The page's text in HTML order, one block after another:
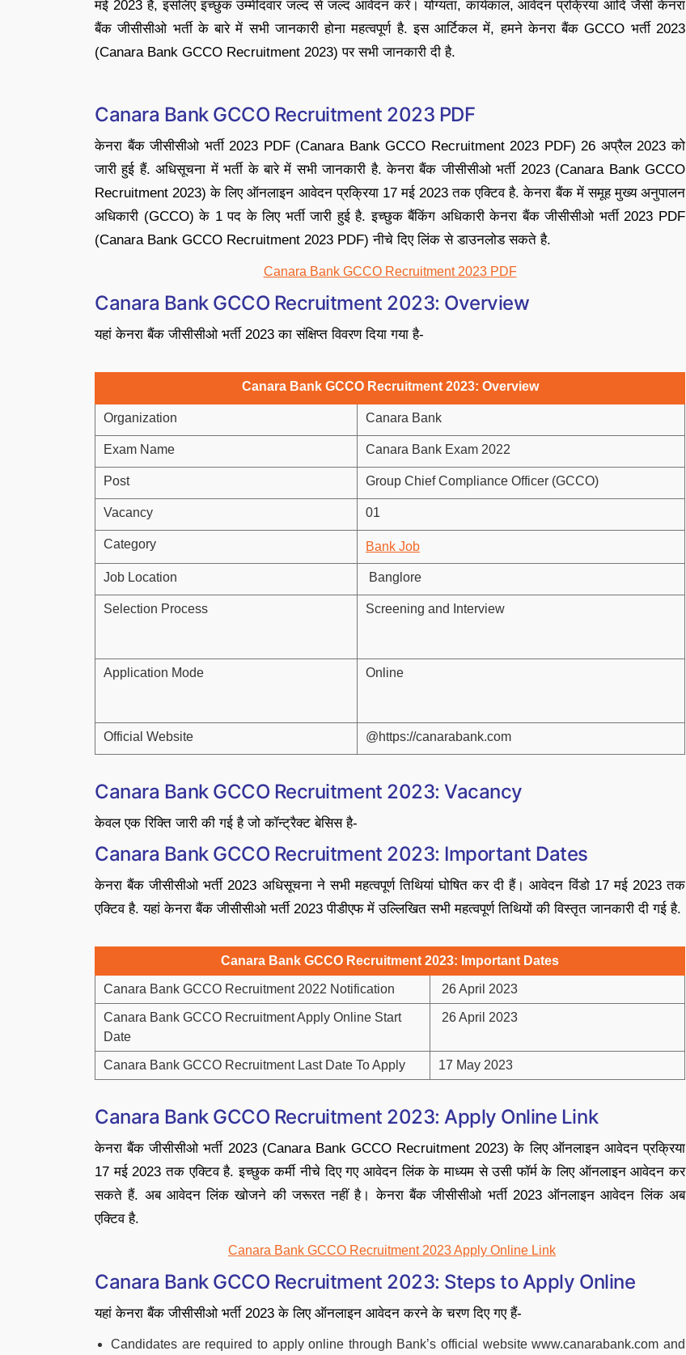
मई 2023 है, इसलिए इच्छुक उम्मीदवार जल्द से जल्द आवेदन करें। योग्यता, कार्यकाल, आवेदन प्रक्रिया आदि जैसी केनरा
बैंक जीसीसीओ भर्ती के बारे में सभी जानकारी होना महत्वपूर्ण है. इस आर्टिकल में, हमने केनरा बैंक GCCO भर्ती 2023
(Canara Bank GCCO Recruitment 2023) पर सभी जानकारी दी है.
Canara Bank GCCO Recruitment 2023 PDF
केनरा बैंक जीसीसीओ भर्ती 2023 PDF (Canara Bank GCCO Recruitment 2023 PDF) 26 अप्रैल 2023 को
जारी हुई हैं. अधिसूचना में भर्ती के बारे में सभी जानकारी है. केनरा बैंक जीसीसीओ भर्ती 2023 (Canara Bank GCCO
Recruitment 2023) के लिए ऑनलाइन आवेदन प्रक्रिया 17 मई 2023 तक एक्टिव है. केनरा बैंक में समूह मुख्य अनुपालन
अधिकारी (GCCO) के 1 पद के लिए भर्ती जारी हुई है. इच्छुक बैंकिंग अधिकारी केनरा बैंक जीसीसीओ भर्ती 2023 PDF
(Canara Bank GCCO Recruitment 2023 PDF) नीचे दिए लिंक से डाउनलोड सकते है.
Canara Bank GCCO Recruitment 2023 PDF
Canara Bank GCCO Recruitment 2023: Overview
यहां केनरा बैंक जीसीसीओ भर्ती 2023 का संक्षिप्त विवरण दिया गया है-
Canara Bank GCCO Recruitment 2023: Overview
Organization Canara Bank
Exam Name Canara Bank Exam 2022
Post Group Chief Compliance Officer (GCCO)
Vacancy 01
Category Bank Job
Job Location Banglore
Selection Process Screening and Interview
Application Mode Online
Official Website @https://canarabank.com
Canara Bank GCCO Recruitment 2023: Vacancy
केवल एक रिक्ति जारी की गई है जो कॉन्ट्रैक्ट बेसिस है-
Canara Bank GCCO Recruitment 2023: Important Dates
केनरा बैंक जीसीसीओ भर्ती 2023 अधिसूचना ने सभी महत्वपूर्ण तिथियां घोषित कर दी हैं। आवेदन विंडो 17 मई 2023 तक
एक्टिव है. यहां केनरा बैंक जीसीसीओ भर्ती 2023 पीडीएफ में उल्लिखित सभी महत्वपूर्ण तिथियों की विस्तृत जानकारी दी गई है.
Canara Bank GCCO Recruitment 2023: Important Dates
Canara Bank GCCO Recruitment 2022 Notification 26 April 2023
Canara Bank GCCO Recruitment Apply Online Start
Date
26 April 2023
Canara Bank GCCO Recruitment Last Date To Apply 17 May 2023
Canara Bank GCCO Recruitment 2023: Apply Online Link
केनरा बैंक जीसीसीओ भर्ती 2023 (Canara Bank GCCO Recruitment 2023) के लिए ऑनलाइन आवेदन प्रक्रिया
17 मई 2023 तक एक्टिव है. इच्छुक कर्मी नीचे दिए गए आवेदन लिंक के माध्यम से उसी फॉर्म के लिए ऑनलाइन आवेदन कर
सकते हैं. अब आवेदन लिंक खोजने की जरूरत नहीं है। केनरा बैंक जीसीसीओ भर्ती 2023 ऑनलाइन आवेदन लिंक अब
एक्टिव है.
Canara Bank GCCO Recruitment 2023 Apply Online Link
Canara Bank GCCO Recruitment 2023: Steps to Apply Online
यहां केनरा बैंक जीसीसीओ भर्ती 2023 के लिए ऑनलाइन आवेदन करने के चरण दिए गए हैं-
Candidates are required to apply online through Bank’s official website www.canarabank.com and